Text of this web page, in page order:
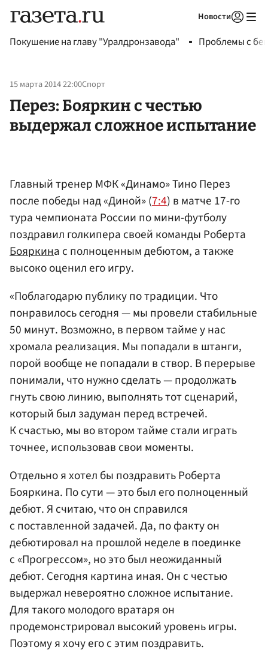
Новости
Покушение на главу "Уралдронзавода" Проблемы с
15 марта 2014 22:00Спорт
Перез: Бояркин с честью
выдержал сложное испытание
Главный тренер МФК «Динамо» Тино Перез
после победы над «Диной» (7:4) в матче 17-го
тура чемпионата России по мини-футболу
поздравил голкипера своей команды Роберта
Бояркина с полноценным дебютом, а также
высоко оценил его игру.
«Поблагодарю публику по традиции. Что
понравилось сегодня — мы провели стабильные
50 минут. Возможно, в первом тайме у нас
хромала реализация. Мы попадали в штанги,
порой вообще не попадали в створ. В перерыве
понимали, что нужно сделать — продолжать
гнуть свою линию, выполнять тот сценарий,
который был задуман перед встречей.
К счастью, мы во втором тайме стали играть
точнее, использовав свои моменты.
Отдельно я хотел бы поздравить Роберта
Бояркина. По сути — это был его полноценный
дебют. Я считаю, что он справился
с поставленной задачей. Да, по факту он
дебютировал на прошлой неделе в поединке
с «Прогрессом», но это был неожиданный
дебют. Сегодня картина иная. Он с честью
выдержал невероятно сложное испытание.
Для такого молодого вратаря он
продемонстрировал высокий уровень игры.
Поэтому я хочу его с этим поздравить.